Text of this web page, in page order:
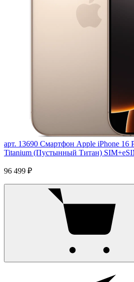
арт. 13690 Смартфон Apple iPhone 16
Titanium (Пустынный Титан)
96 499 ₽